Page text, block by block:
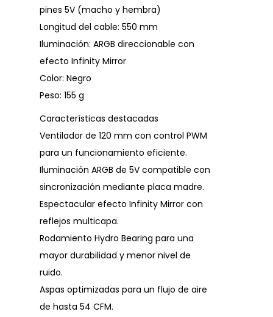
pines 5V (macho y hembra)
Longitud del cable: 550 mm
Iluminación: ARGB direccionable con
efecto Infinity Mirror
Color: Negro
Peso: 155 g
Características destacadas
Ventilador de 120 mm con control PWM
para un funcionamiento eficiente.
Iluminación ARGB de 5V compatible con
sincronización mediante placa madre.
Espectacular efecto Infinity Mirror con
reflejos multicapa.
Rodamiento Hydro Bearing para una
mayor durabilidad y menor nivel de
ruido.
Aspas optimizadas para un flujo de aire
de hasta 54 CFM.